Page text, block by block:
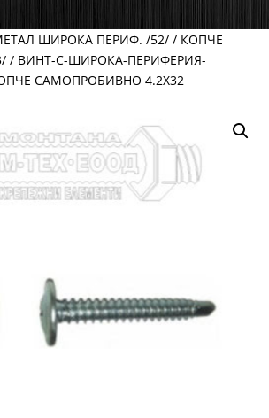
ШИРОКА ПЕРИФ. /52/ / КОПЧЕ
/ ВИНТ-С-ШИРОКА-ПЕРИФЕРИЯ-
САМОПРОБИВНО 4.2Х32